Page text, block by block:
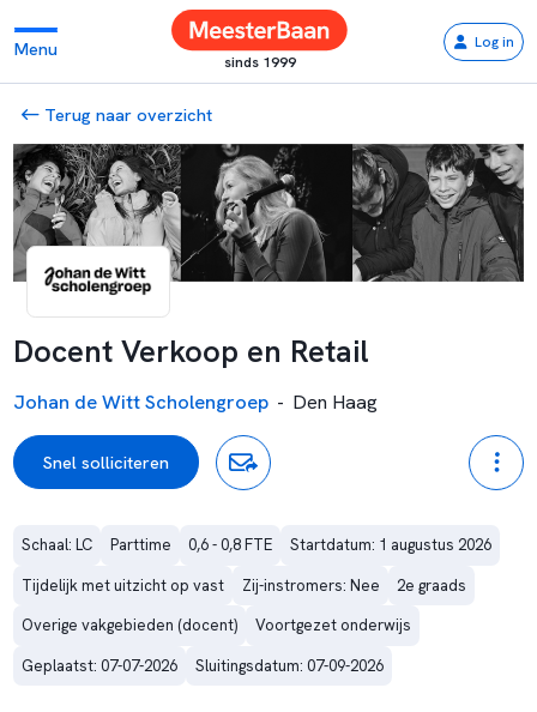
Menu
sinds 1999
Log in
Terug naar overzicht
Docent Verkoop en Retail
Johan de Witt Scholengroep - Den Haag
Snel solliciteren
Schaal: LC Parttime 0,6 - 0,8 FTE
Startdatum: 1 augustus 2026
Tijdelijk met uitzicht op vast
Zij-instromers: Nee
2e graads
Overige vakgebieden (docent)
Voortgezet onderwijs
Geplaatst: 07-07-2026
Sluitingsdatum: 07-09-2026